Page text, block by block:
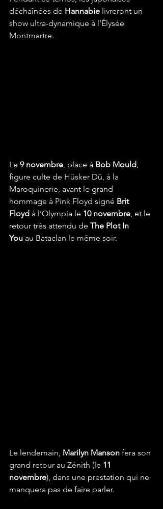
déchaînées de Hannabie livreront un
show ultra-dynamique à l’Élysée
Montmartre.
Le 9 novembre, place à Bob Mould,
figure culte de Hüsker Dü, à la
Maroquinerie, avant le grand
hommage à Pink Floyd signé Brit
Floyd à l’Olympia le 10 novembre, et le
retour très attendu de The Plot In
You au Bataclan le même soir.
Le lendemain, Marilyn Manson fera son
grand retour au Zénith (le 11
novembre), dans une prestation qui ne
manquera pas de faire parler.